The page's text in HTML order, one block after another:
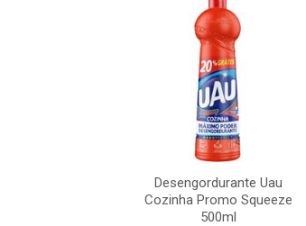
Desengordurante Uau
Cozinha Promo Squeeze
500ml